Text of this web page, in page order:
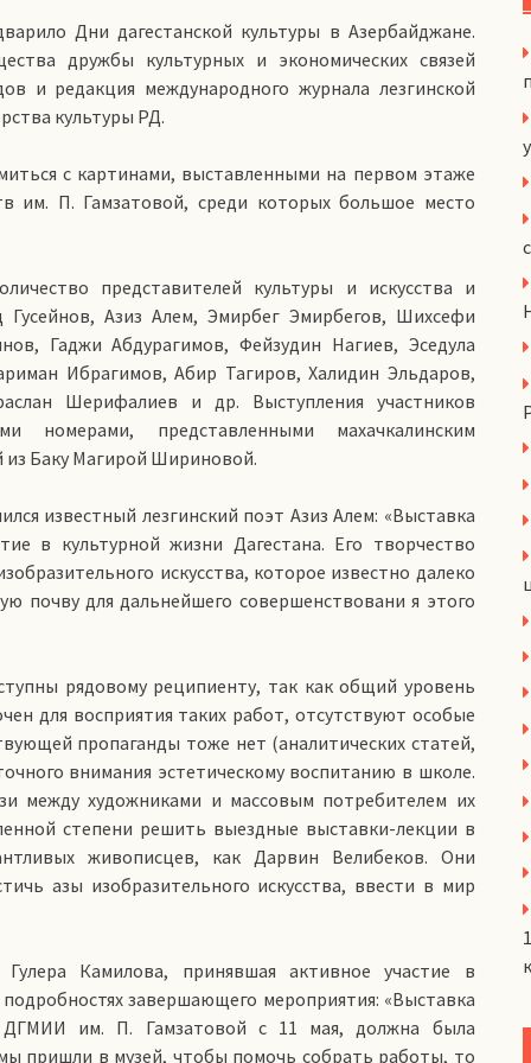
Дни дагестанской культуры в Азербайджане.
дружбы культурных и экономических связей
и редакция международного журнала лезгинской
культуры РД.
с картинами, выставленными на первом этаже
им. П. Гамзатовой, среди которых большое место
представителей культуры и искусства и
Азиз Алем, Эмирбег Эмирбегов, Шихсефи
Гаджи Абдурагимов, Фейзудин Нагиев, Эседула
Ибрагимов, Абир Тагиров, Халидин Эльдаров,
Шерифалиев и др. Выступления участников
номерами, представленными махачкалинским
из Баку Магирой Шириновой.
известный лезгинский поэт Азиз Алем: «Выставка
в культурной жизни Дагестана. Его творчество
искусства, которое известно далеко
почву для дальнейшего совершенствовани я этого
рядовому реципиенту, так как общий уровень
для восприятия таких работ, отсутствуют особые
пропаганды тоже нет (аналитических статей,
внимания эстетическому воспитанию в школе.
между художниками и массовым потребителем их
степени решить выездные выставки-лекции в
живописцев, как Дарвин Велибеков. Они
азы изобразительного искусства, ввести в мир
Камилова, принявшая активное участие в
завершающего мероприятия: «Выставка
ДГМИИ им. П. Гамзатовой с 11 мая, должна была
пришли в музей, чтобы помочь собрать работы, то